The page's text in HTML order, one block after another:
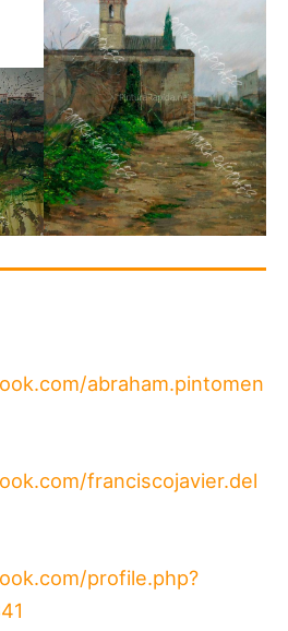
abraham.pintomen
franciscojavier.del
profile.php?